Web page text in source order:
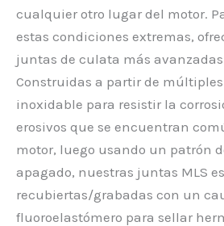
cualquier otro lugar del motor.
estas condiciones extremas,
juntas de culata más
Construidas a partir de
inoxidable para resistir la
erosivos que se encuentran
motor, luego usando un patrón
apagado, nuestras juntas MLS
recubiertas/grabadas con un
fluoroelastómero para sellar